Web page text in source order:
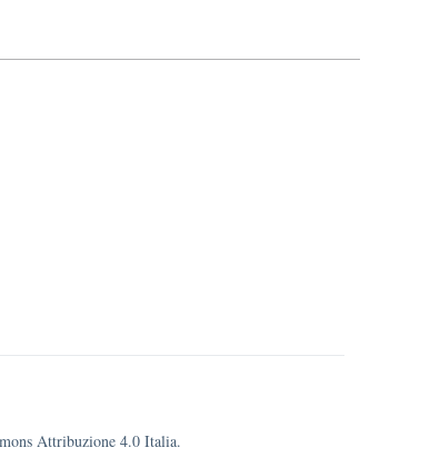
Attribuzione 4.0 Italia.